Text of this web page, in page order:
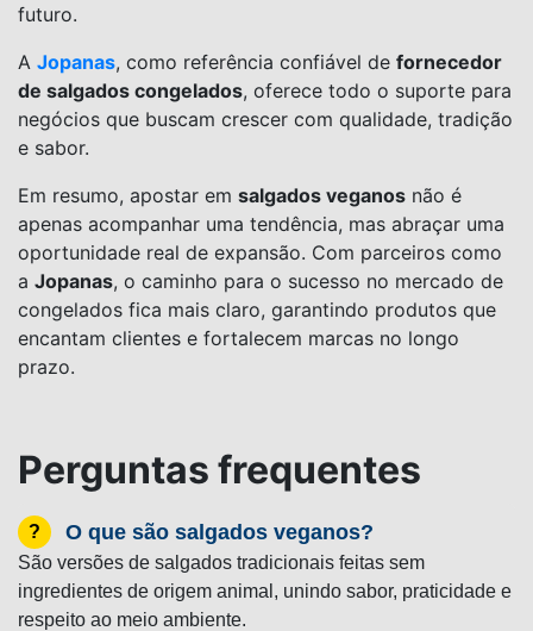
futuro.
A Jopanas, como referência confiável de fornecedor
de salgados congelados, oferece todo o suporte para
negócios que buscam crescer com qualidade, tradição
e sabor.
Em resumo, apostar em salgados veganos não é
apenas acompanhar uma tendência, mas abraçar uma
oportunidade real de expansão. Com parceiros como
a Jopanas, o caminho para o sucesso no mercado de
congelados fica mais claro, garantindo produtos que
encantam clientes e fortalecem marcas no longo
prazo.
Perguntas frequentes
? O que são salgados veganos?
São versões de salgados tradicionais feitas sem
ingredientes de origem animal, unindo sabor, praticidade e
respeito ao meio ambiente.